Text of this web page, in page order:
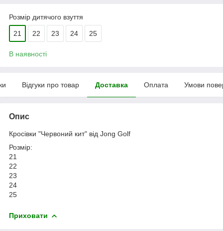
Розмір дитячого взуття
21 22 23 24 25
В наявності
Відгуки про товар Доставка Оплата Умови
Опис
Кросівки "Червоний кит" від Jong Golf
Розмір:
21
22
23
24
25
Приховати